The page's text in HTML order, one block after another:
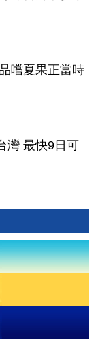
嚐夏果正當時
灣 最快9日可